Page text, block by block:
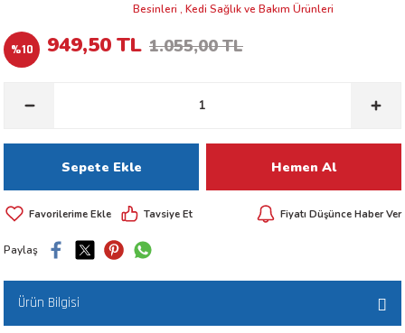
Ürünleri
Ürünleri
Besinleri , Kedi Sağlık ve Bakım Ürünleri
%10 949,50 TL 1.055,00 TL
Sepete Ekle Hemen Al
Tavsiye Et Fiyatı Düşünce Haber Ver
Paylaş
Ürün Bilgisi